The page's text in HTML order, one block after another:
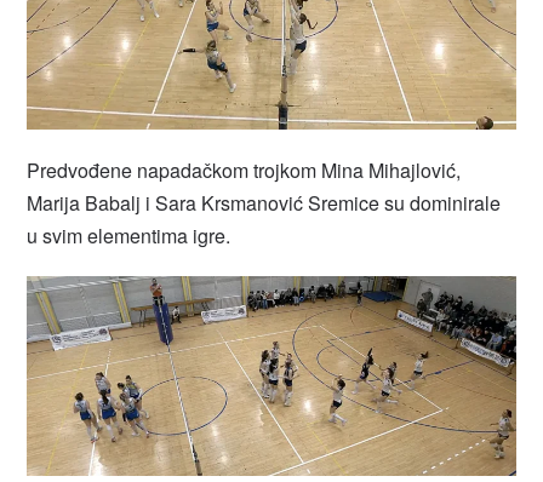
Predvođene napadačkom trojkom Mina Mihajlović,
Marija Babalj i Sara Krsmanović Sremice su dominirale
u svim elementima igre.